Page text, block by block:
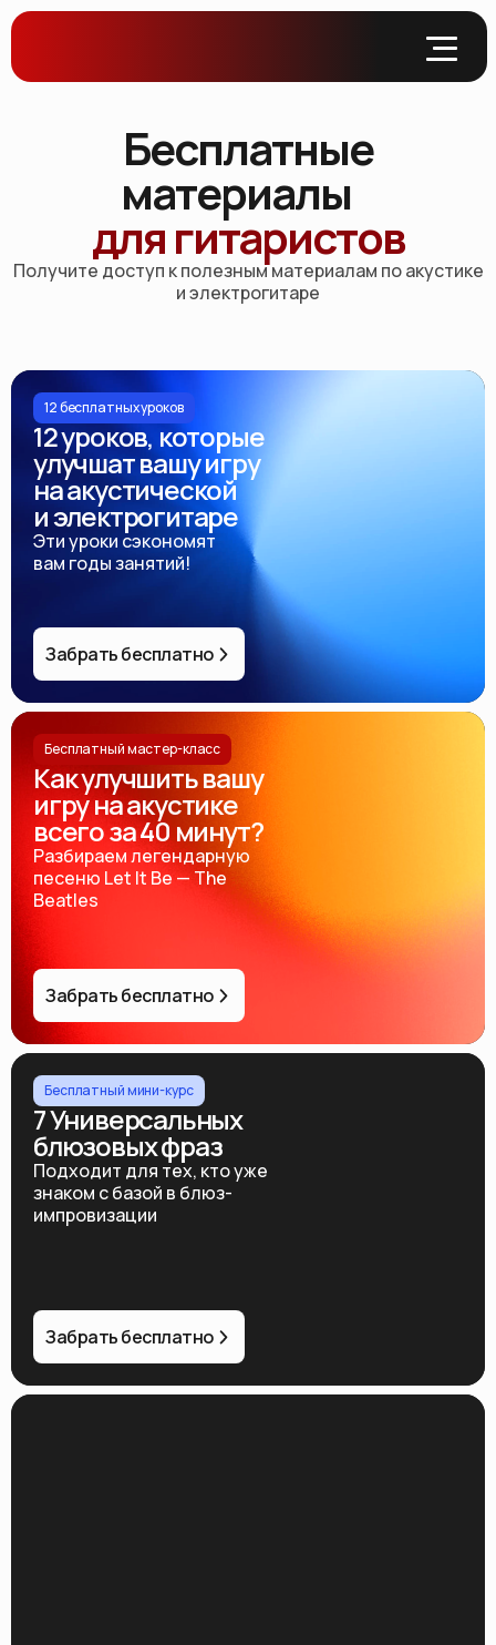
Бесплатные
материалы
для гитаристов
Получите доступ к полезным материалам по акустике
и электрогитаре
12 бесплатных уроков
12 уроков, которые
улучшат вашу игру
на акустической
и электрогитаре
Эти уроки сэкономят
вам годы занятий!
Забрать бесплатно
Бесплатный мастер-класс
Как улучшить вашу
игру на акустике
всего за 40 минут?
Разбираем легендарную
песеню Let It Be — The
Beatles
Забрать бесплатно
Бесплатный мини-курс
7 Универсальных
блюзовых фраз
Подходит для тех, кто уже
знаком с базой в блюз-
импровизации
Забрать бесплатно